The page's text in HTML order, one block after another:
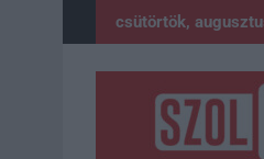
to
csütörtök,